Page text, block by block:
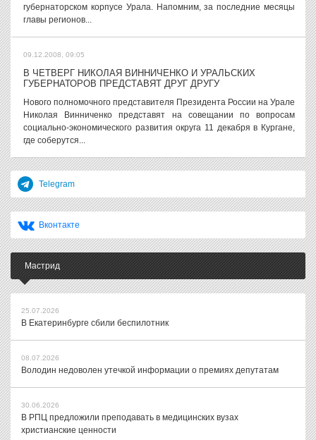
губернаторском корпусе Урала. Напомним, за последние месяцы
главы регионов...
09.12.2008, 09:05
В ЧЕТВЕРГ НИКОЛАЯ ВИННИЧЕНКО И УРАЛЬСКИХ
ГУБЕРНАТОРОВ ПРЕДСТАВЯТ ДРУГ ДРУГУ
Нового полномочного представителя Президента России на Урале
Николая Винниченко представят на совещании по вопросам
социально-экономического развития округа 11 декабря в Кургане,
где соберутся...
Telegram
Вконтакте
Мастрид
25.07.2026
В Екатеринбурге сбили беспилотник
08.07.2026
Володин недоволен утечкой информации о премиях депутатам
30.06.2026
В РПЦ предложили преподавать в медицинских вузах
христианские ценности